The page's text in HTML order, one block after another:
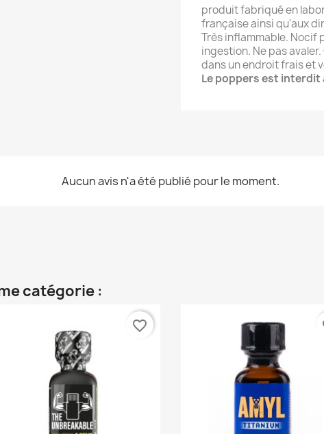
produit fabriqué en
française ainsi qu'aux
Très inflammable. Nocif
ingestion. Ne pas
dans un endroit frais et
Le poppers est interdit
Aucun avis n'a été publié pour le moment.
catégorie :
favorite_border